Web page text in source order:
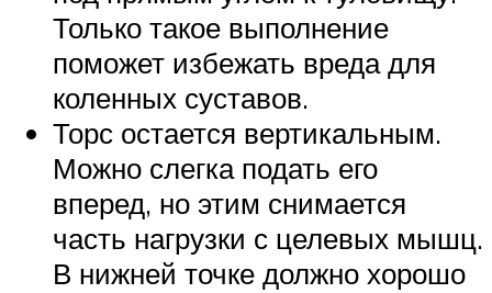
Только такое выполнение
поможет избежать вреда для
коленных суставов.
Торс остается вертикальным.
Можно слегка подать его
вперед, но этим снимается
часть нагрузки с целевых мышц.
В нижней точке должно хорошо